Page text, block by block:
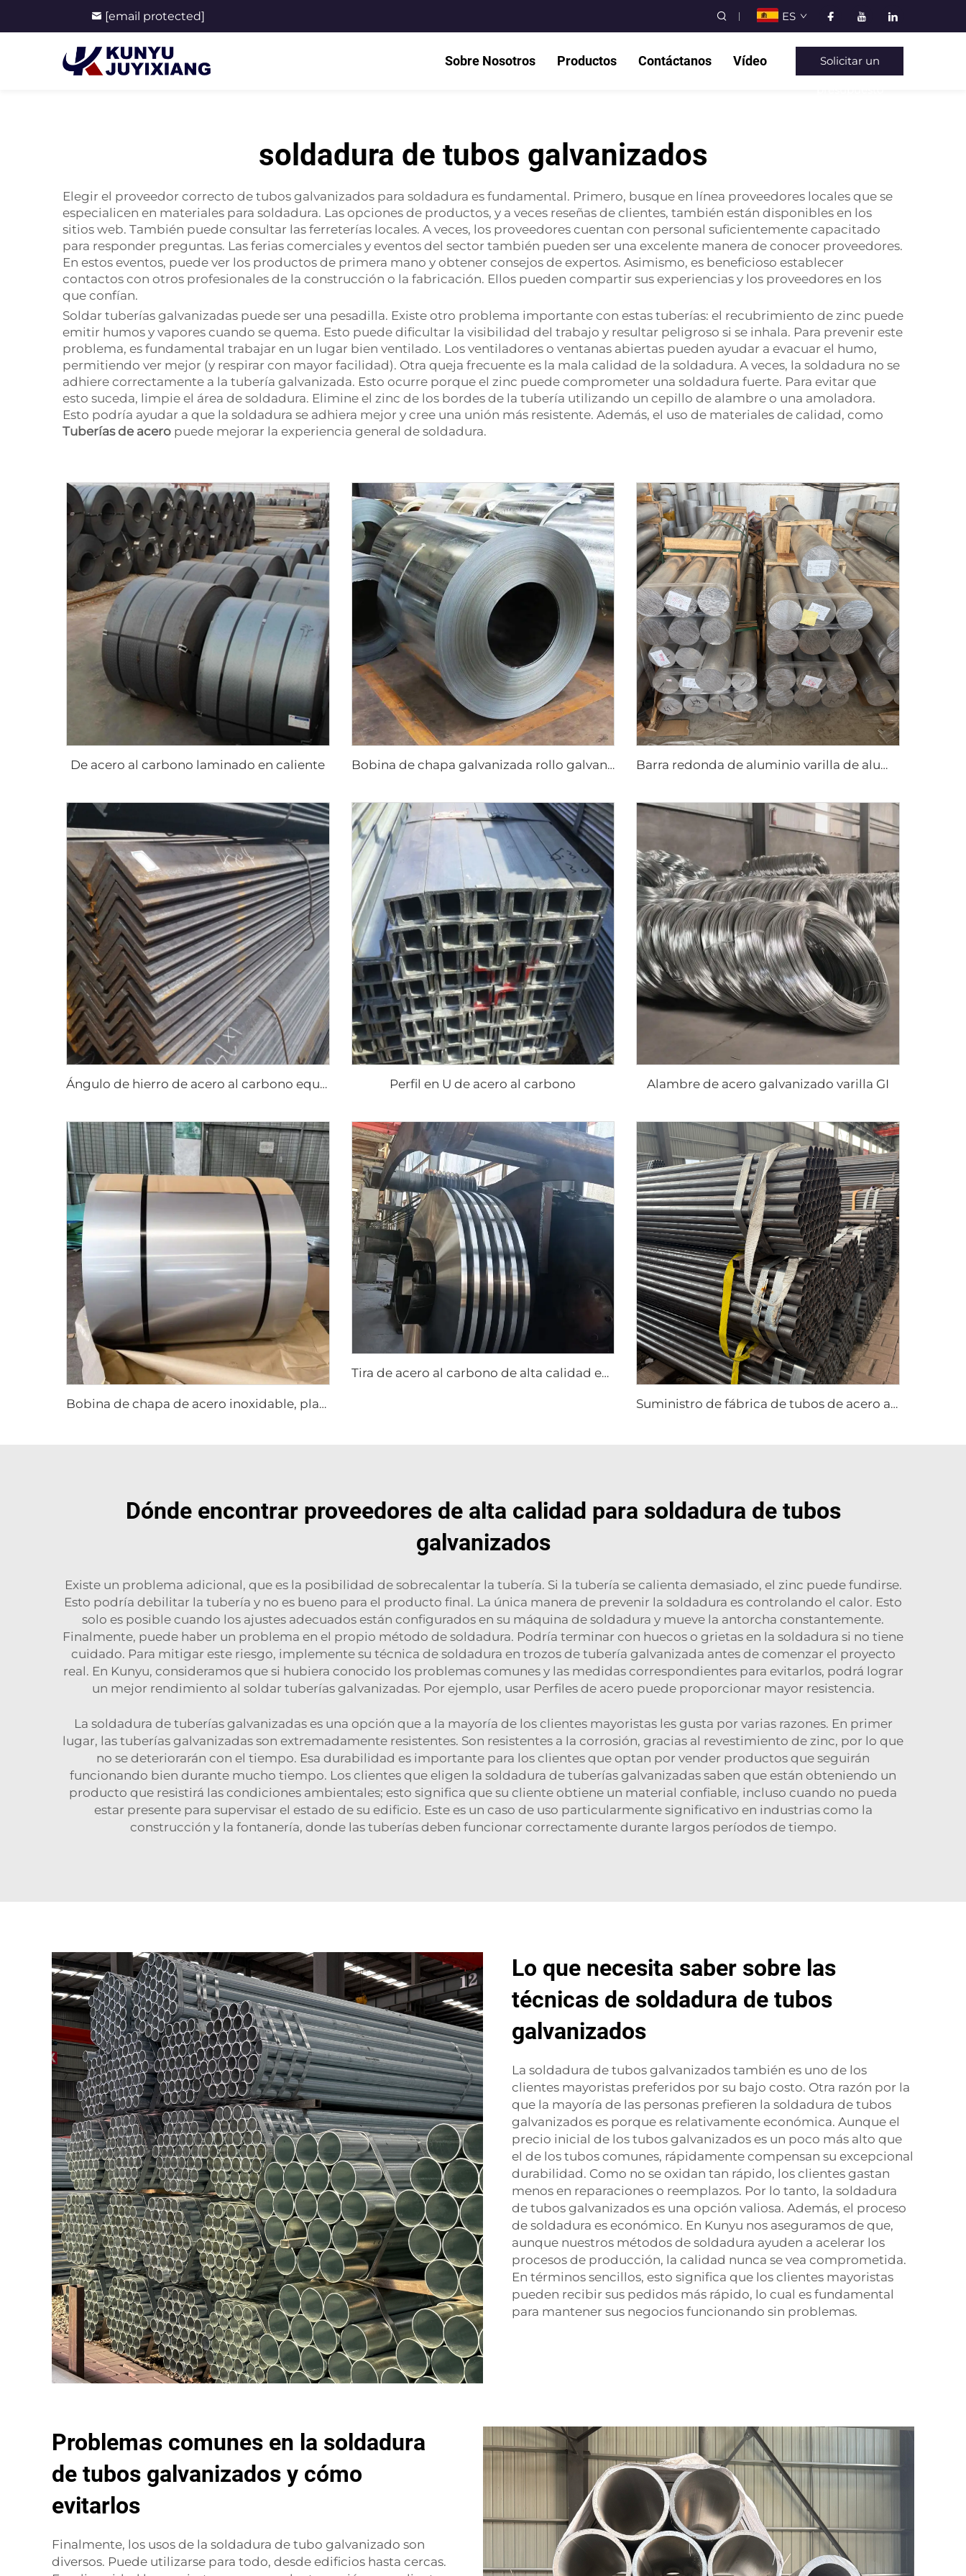
[email protected] ES
Sobre Nosotros Productos Contáctanos Vídeo Solicitar un
soldadura de tubos galvanizados
Elegir el proveedor correcto de tubos galvanizados para soldadura es fundamental. Primero, busque en línea proveedores locales que se
especialicen en materiales para soldadura. Las opciones de productos, y a veces reseñas de clientes, también están disponibles en los
sitios web. También puede consultar las ferreterías locales. A veces, los proveedores cuentan con personal suficientemente capacitado
para responder preguntas. Las ferias comerciales y eventos del sector también pueden ser una excelente manera de conocer proveedores.
En estos eventos, puede ver los productos de primera mano y obtener consejos de expertos. Asimismo, es beneficioso establecer
contactos con otros profesionales de la construcción o la fabricación. Ellos pueden compartir sus experiencias y los proveedores en los
que confían.
Soldar tuberías galvanizadas puede ser una pesadilla. Existe otro problema importante con estas tuberías: el recubrimiento de zinc puede
emitir humos y vapores cuando se quema. Esto puede dificultar la visibilidad del trabajo y resultar peligroso si se inhala. Para prevenir este
problema, es fundamental trabajar en un lugar bien ventilado. Los ventiladores o ventanas abiertas pueden ayudar a evacuar el humo,
permitiendo ver mejor (y respirar con mayor facilidad). Otra queja frecuente es la mala calidad de la soldadura. A veces, la soldadura no se
adhiere correctamente a la tubería galvanizada. Esto ocurre porque el zinc puede comprometer una soldadura fuerte. Para evitar que
esto suceda, limpie el área de soldadura. Elimine el zinc de los bordes de la tubería utilizando un cepillo de alambre o una amoladora.
Esto podría ayudar a que la soldadura se adhiera mejor y cree una unión más resistente. Además, el uso de materiales de calidad, como
Tuberías de acero puede mejorar la experiencia general de soldadura.
De acero al carbono laminado en caliente Bobina de chapa galvanizada rollo galvanizado Barra redonda de aluminio varilla de aluminio
Ángulo de hierro de acero al carbono equilátero Perfil en U de acero al carbono Alambre de acero galvanizado varilla GI
Bobina de chapa de acero inoxidable, placa de acero inoxidable
Tira de acero al carbono de alta calidad en bobina
Suministro de fábrica de tubos de acero al carbono, tubo redondo soldado
Dónde encontrar proveedores de alta calidad para soldadura de tubos
galvanizados
Existe un problema adicional, que es la posibilidad de sobrecalentar la tubería. Si la tubería se calienta demasiado, el zinc puede fundirse.
Esto podría debilitar la tubería y no es bueno para el producto final. La única manera de prevenir la soldadura es controlando el calor. Esto
solo es posible cuando los ajustes adecuados están configurados en su máquina de soldadura y mueve la antorcha constantemente.
Finalmente, puede haber un problema en el propio método de soldadura. Podría terminar con huecos o grietas en la soldadura si no tiene
cuidado. Para mitigar este riesgo, implemente su técnica de soldadura en trozos de tubería galvanizada antes de comenzar el proyecto
real. En Kunyu, consideramos que si hubiera conocido los problemas comunes y las medidas correspondientes para evitarlos, podrá lograr
un mejor rendimiento al soldar tuberías galvanizadas. Por ejemplo, usar Perfiles de acero puede proporcionar mayor resistencia.
La soldadura de tuberías galvanizadas es una opción que a la mayoría de los clientes mayoristas les gusta por varias razones. En primer
lugar, las tuberías galvanizadas son extremadamente resistentes. Son resistentes a la corrosión, gracias al revestimiento de zinc, por lo que
no se deteriorarán con el tiempo. Esa durabilidad es importante para los clientes que optan por vender productos que seguirán
funcionando bien durante mucho tiempo. Los clientes que eligen la soldadura de tuberías galvanizadas saben que están obteniendo un
producto que resistirá las condiciones ambientales; esto significa que su cliente obtiene un material confiable, incluso cuando no pueda
estar presente para supervisar el estado de su edificio. Este es un caso de uso particularmente significativo en industrias como la
construcción y la fontanería, donde las tuberías deben funcionar correctamente durante largos períodos de tiempo.
Lo que necesita saber sobre las
técnicas de soldadura de tubos
galvanizados
La soldadura de tubos galvanizados también es uno de los
clientes mayoristas preferidos por su bajo costo. Otra razón por la
que la mayoría de las personas prefieren la soldadura de tubos
galvanizados es porque es relativamente económica. Aunque el
precio inicial de los tubos galvanizados es un poco más alto que
el de los tubos comunes, rápidamente compensan su excepcional
durabilidad. Como no se oxidan tan rápido, los clientes gastan
menos en reparaciones o reemplazos. Por lo tanto, la soldadura
de tubos galvanizados es una opción valiosa. Además, el proceso
de soldadura es económico. En Kunyu nos aseguramos de que,
aunque nuestros métodos de soldadura ayuden a acelerar los
procesos de producción, la calidad nunca se vea comprometida.
En términos sencillos, esto significa que los clientes mayoristas
pueden recibir sus pedidos más rápido, lo cual es fundamental
para mantener sus negocios funcionando sin problemas.
Problemas comunes en la soldadura
de tubos galvanizados y cómo
evitarlos
Finalmente, los usos de la soldadura de tubo galvanizado son
diversos. Puede utilizarse para todo, desde edificios hasta cercas.